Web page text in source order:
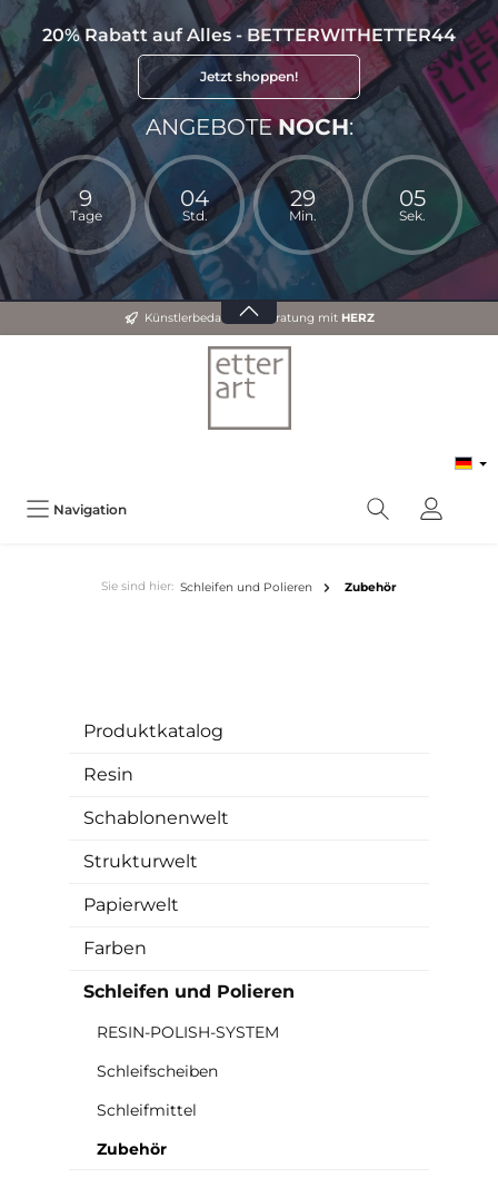
20% Rabatt auf Alles - BETTERWITHETTER44
Jetzt shoppen!
ANGEBOTENOCH:
9
Tage
04
Std.
29
Min.
04
Sek.
Künstlerbedarf und Beratung mitHERZ
Navigation
Sie sind hier: Schleifen und Polieren Zubehör
Produktkatalog
Resin
Schablonenwelt
Strukturwelt
Papierwelt
Farben
Schleifen und Polieren
RESIN-POLISH-SYSTEM
Schleifscheiben
Schleifmittel
Zubehör